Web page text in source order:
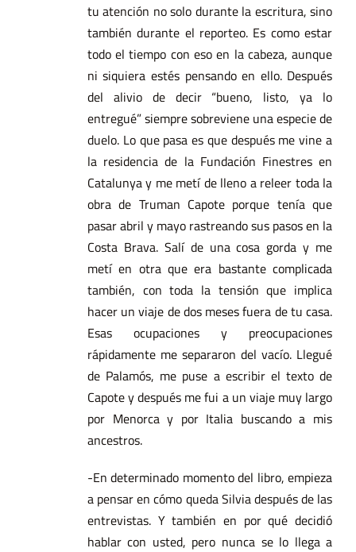
tu atención no solo durante la escritura, sino
también durante el reporteo. Es como estar
todo el tiempo con eso en la cabeza, aunque
ni siquiera estés pensando en ello. Después
del alivio de decir “bueno, listo, ya lo
entregué” siempre sobreviene una especie de
duelo. Lo que pasa es que después me vine a
la residencia de la Fundación Finestres en
Catalunya y me metí de lleno a releer toda la
obra de Truman Capote porque tenía que
pasar abril y mayo rastreando sus pasos en la
Costa Brava. Salí de una cosa gorda y me
metí en otra que era bastante complicada
también, con toda la tensión que implica
hacer un viaje de dos meses fuera de tu casa.
Esas ocupaciones y preocupaciones
rápidamente me separaron del vacío. Llegué
de Palamós, me puse a escribir el texto de
Capote y después me fui a un viaje muy largo
por Menorca y por Italia buscando a mis
ancestros.
-En determinado momento del libro, empieza
a pensar en cómo queda Silvia después de las
entrevistas. Y también en por qué decidió
hablar con usted, pero nunca se lo llega a